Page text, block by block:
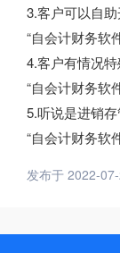
3.客户可以自
“自会计财务软
4.客户有情况
“自会计财务软
5.听说是进销
“自会计财务软
发布于 2022-